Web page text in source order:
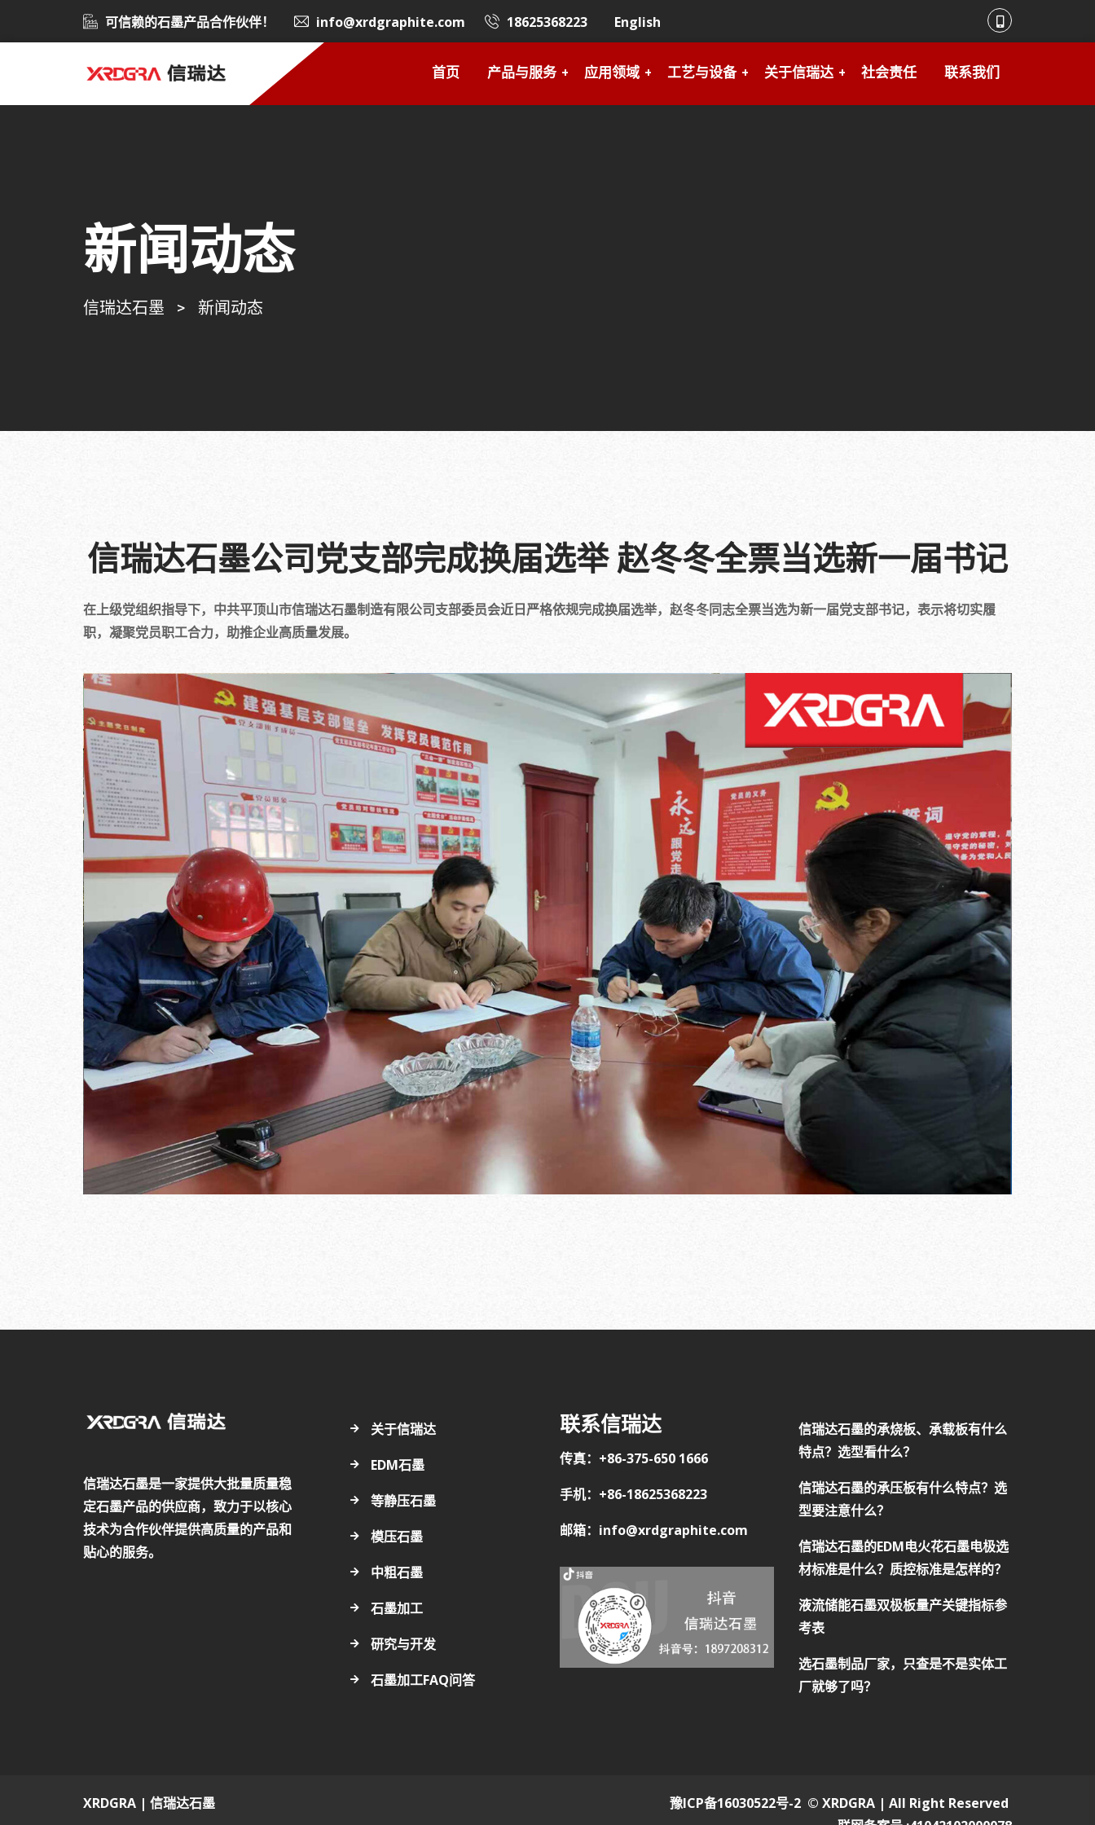
可信赖的石墨产品合作伙伴！ info@xrdgraphite.com 18625368223 English
首页 产品与服务 应用领域 工艺与设备 关于信瑞达 社会责任 联系我们
新闻动态
信瑞达石墨 > 新闻动态
信瑞达石墨公司党支部完成换届选举 赵冬冬全票当选新一届书记
在上级党组织指导下，中共平顶山市信瑞达石墨制造有限公司支部委员会近日严格依规完成换届选举，赵冬冬同志全票当选为新一届党支部书记，表示将切实履
职，凝聚党员职工合力，助推企业高质量发展。
信瑞达石墨是一家提供大批量质量稳
定石墨产品的供应商，致力于以核心
技术为合作伙伴提供高质量的产品和
贴心的服务。
关于信瑞达
EDM石墨
等静压石墨
模压石墨
中粗石墨
石墨加工
研究与开发
石墨加工FAQ问答
联系信瑞达
传真：+86-375-650 1666
手机：+86-18625368223
邮箱：info@xrdgraphite.com
信瑞达石墨的承烧板、承载板有什么
特点？选型看什么？
信瑞达石墨的承压板有什么特点？选
型要注意什么？
信瑞达石墨的EDM电火花石墨电极选
材标准是什么？质控标准是怎样的？
液流储能石墨双极板量产关键指标参
考表
选石墨制品厂家，只查是不是实体工
厂就够了吗？
XRDGRA | 信瑞达石墨 豫ICP备16030522号-2 © XRDGRA | All Right Reserved